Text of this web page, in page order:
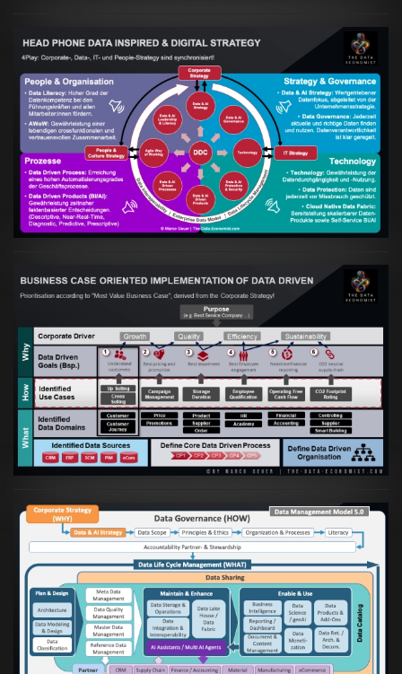
Artikel:Kennst Du schon die "Head Phone
Data Driven Strategy"?
VIEW
Artikel:
Business Case orientierte
Etablierung einer Data Driven Company
VIEW
Artikel:Die moderne Architektur für
Daten- und KI-orientierte Unternehmen
VIEW